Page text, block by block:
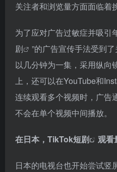
关注者和浏览量方面面临着
为了应对广告过敏症并吸引
剧
”的广告宣传手法受到
以几分钟为一集，采用纵向
上，还可以在YouTube和
连续观看多个视频时，广告
不会在单个视频中间播放。
在日本， TikTok短剧 观看
日本的电视台也开始尝试竖